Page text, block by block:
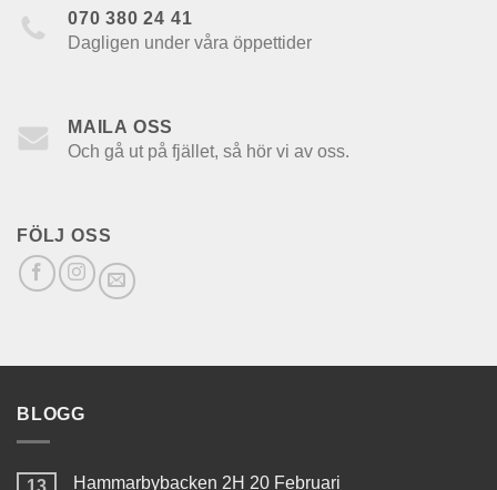
070 380 24 41
Dagligen under våra öppettider
MAILA OSS
Och gå ut på fjället, så hör vi av oss.
FÖLJ OSS
BLOGG
13 Hammarbybacken 2H 20 Februari